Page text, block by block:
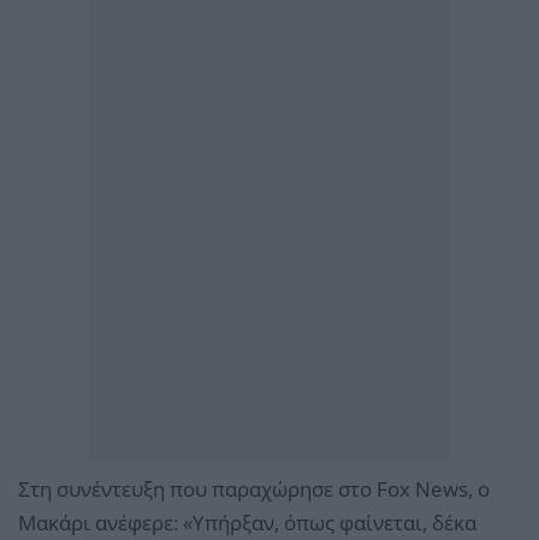
Στη συνέντευξη που παραχώρησε στο Fox News, ο
Μακάρι ανέφερε: «Υπήρξαν, όπως φαίνεται, δέκα